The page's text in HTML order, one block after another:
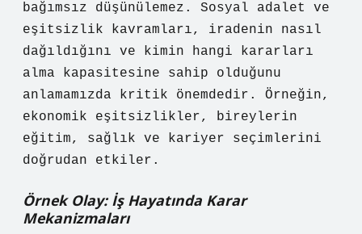
bağımsız düşünülemez. Sosyal adalet ve
eşitsizlik kavramları, iradenin nasıl
dağıldığını ve kimin hangi kararları
alma kapasitesine sahip olduğunu
anlamamızda kritik önemdedir. Örneğin,
ekonomik eşitsizlikler, bireylerin
eğitim, sağlık ve kariyer seçimlerini
doğrudan etkiler.
Örnek Olay: İş Hayatında Karar
Mekanizmaları